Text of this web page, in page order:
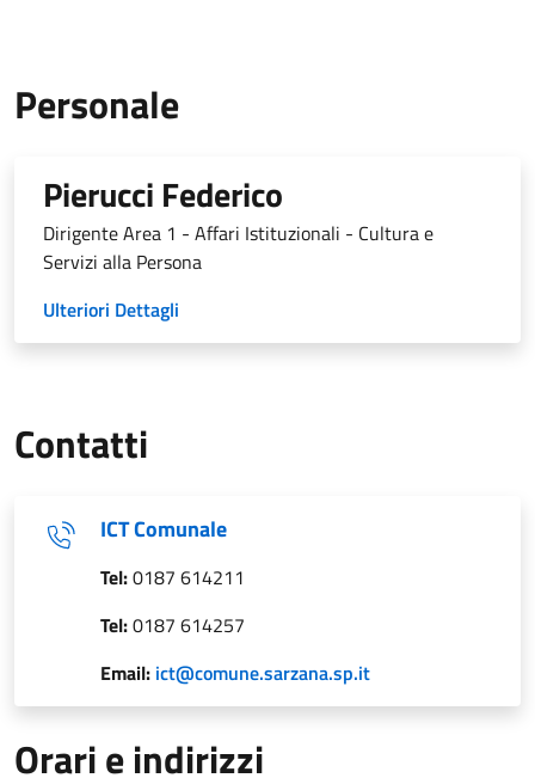
Personale
Pierucci Federico
Dirigente Area 1 - Affari Istituzionali - Cultura e
Servizi alla Persona
Ulteriori Dettagli
Contatti
ICT Comunale
Tel:0187 614211
Tel:0187 614257
Email: ict@comune.sarzana.sp.it
Orari e indirizzi